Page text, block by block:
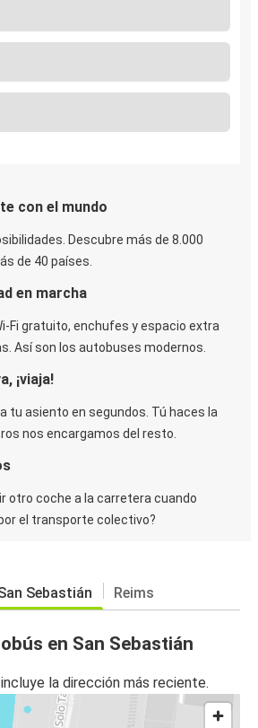
con el mundo
Descubre más de 8.000
de 40 países.
en marcha
Fi gratuito, enchufes y espacio extra
Así son los autobuses modernos.
¡viaja!
tu asiento en segundos. Tú haces la
nos encargamos del resto.
otro coche a la carretera cuando
el transporte colectivo?
Sebastián Reims
en San Sebastián
la dirección más reciente.